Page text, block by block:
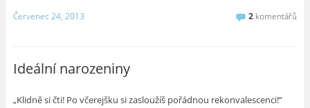
Červenec 24, 2013 2 komentářů
Ideální narozeniny
„Klidně si čti! Po včerejšku si zasloužíš pořádnou rekonvalescenci!“